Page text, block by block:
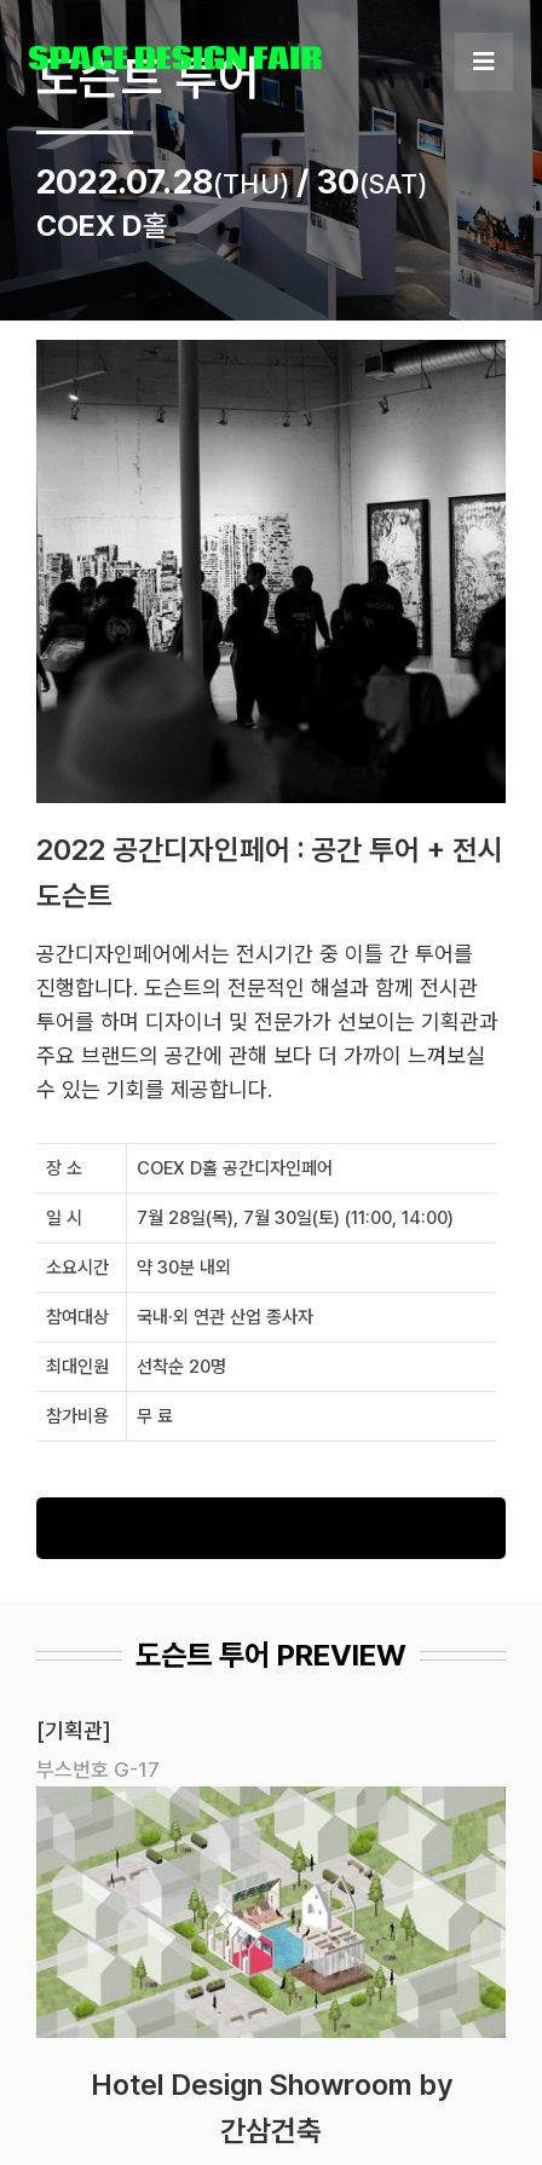
Skip
to
content도슨트 투어
2022.07.28(THU)/ 30(SAT)
COEX D홀
2022 공간디자인페어 : 공간 투어 + 전시
도슨트
공간디자인페어에서는 전시기간 중 이틀 간 투어를
진행합니다. 도슨트의 전문적인 해설과 함께 전시관
투어를 하며 디자이너 및 전문가가 선보이는 기획관과
주요 브랜드의 공간에 관해 보다 더 가까이 느껴보실
수 있는 기회를 제공합니다.
장 소 COEX D홀 공간디자인페어
일 시 7월 28일(목), 7월 30일(토) (11:00, 14:00)
소요시간 약 30분 내외
참여대상 국내·외 연관 산업 종사자
최대인원 선착순 20명
참가비용 무 료
도슨트 투어 PREVIEW
[기획관]
부스번호 G-17
Hotel Design Showroom by
간삼건축